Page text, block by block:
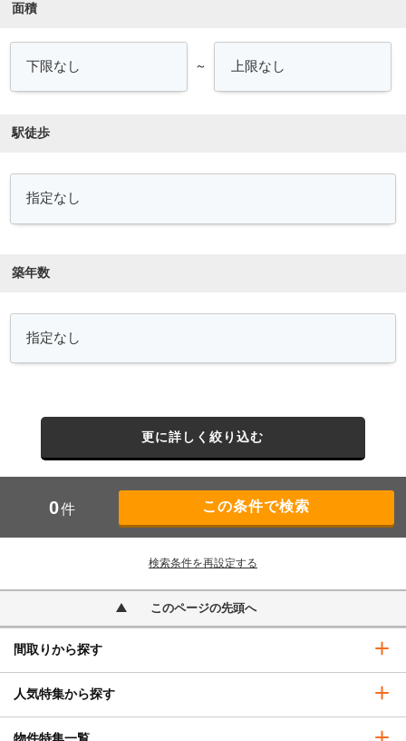
面積
～
駅徒歩
築年数
更に詳しく絞り込む
0件
検索条件を再設定する
このページの先頭へ
間取りから探す
人気特集から探す